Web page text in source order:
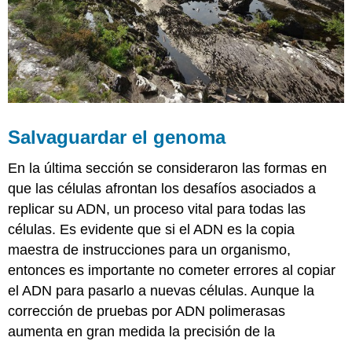
Salvaguardar el genoma
En la última sección se consideraron las formas en
que las células afrontan los desafíos asociados a
replicar su ADN, un proceso vital para todas las
células. Es evidente que si el ADN es la copia
maestra de instrucciones para un organismo,
entonces es importante no cometer errores al copiar
el ADN para pasarlo a nuevas células. Aunque la
corrección de pruebas por ADN polimerasas
aumenta en gran medida la precisión de la